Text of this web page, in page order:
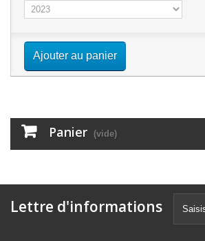
Ajouter au panier
Panier (vide)
Lettre d'informations